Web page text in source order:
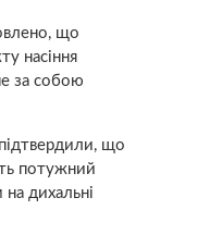
що
насіння
за собою
що
потужний
дихальні